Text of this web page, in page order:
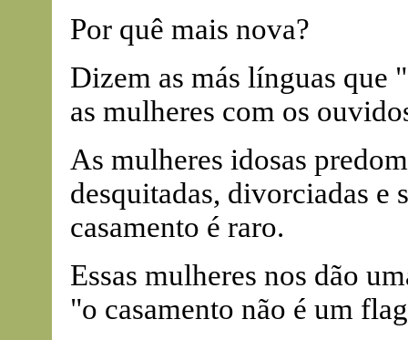
Por quê mais nova?
Dizem as más línguas que
as mulheres com os
As mulheres idosas
desquitadas, divorciadas e
casamento é raro.
Essas mulheres nos dão
"o casamento não é um